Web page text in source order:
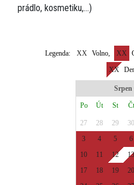
prádlo, kosmetiku,...)